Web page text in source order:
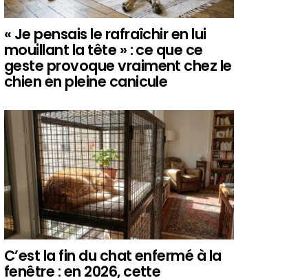
« Je pensais le rafraîchir en lui
mouillant la tête » : ce que ce
geste provoque vraiment chez le
chien en pleine canicule
C’est la fin du chat enfermé à la
fenêtre : en 2026, cette